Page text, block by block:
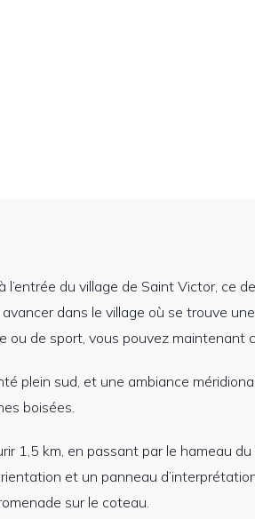
l’entrée du village de Saint Victor, ce
dans le village où se trouve
ou de sport, vous pouvez maintenant
plein sud, et une ambiance
boisées.
1,5 km, en passant par le hameau
et un panneau
sur le coteau.